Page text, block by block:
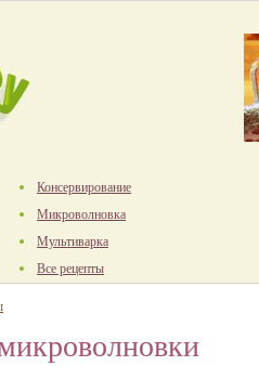
Консервирование
Микроволновка
Мультиварка
Все рецепты